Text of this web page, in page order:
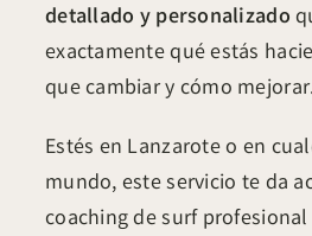
detallado y personalizado
exactamente qué estás
que cambiar y cómo
Estés en Lanzarote o en
mundo, este servicio te da
coaching de surf